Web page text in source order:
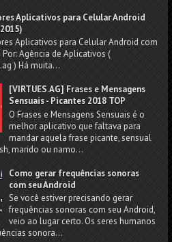
Aplicativos para Celular Android
Aplicativos para Celular Android com
Por: Agência de Aplicativos (
) Há muita...
[VIRTUES.AG] Frases e Mensagens
Sensuais - Picantes 2018 TOP
O Frases e Mensagens Sensuais é o
melhor aplicativo que faltava para
mandar aquela frase picante, sensual
marido ou namo...
Como gerar frequências sonoras
com seu Android
Se você estiver precisando gerar
frequências sonoras com seu Android,
veio ao lugar certo. Os seres humanos
sonora...